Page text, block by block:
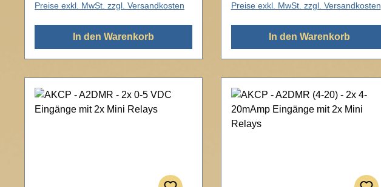
Preise exkl. MwSt. zzgl. Versandkosten
In den Warenkorb
Preise exkl. MwSt. zzgl. Versandkosten
In den Warenkorb